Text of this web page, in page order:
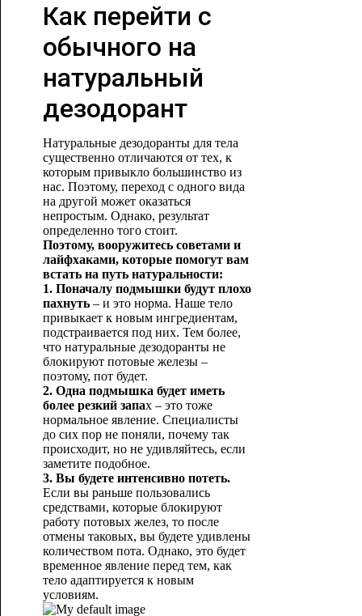
Как перейти с
обычного на
натуральный
дезодорант
Натуральные дезодоранты для тела
существенно отличаются от тех, к
которым привыкло большинство из
нас. Поэтому, переход с одного вида
на другой может оказаться
непростым. Однако, результат
определенно того стоит.
Поэтому, вооружитесь советами и
лайфхаками, которые помогут вам
встать на путь натуральности:
1. Поначалу подмышки будут плохо
пахнуть– и это норма. Наше тело
привыкает к новым ингредиентам,
подстраивается под них. Тем более,
что натуральные дезодоранты не
блокируют потовые железы –
поэтому, пот будет.
2. Одна подмышка будет иметь
более резкий запах – это тоже
нормальное явление. Специалисты
до сих пор не поняли, почему так
происходит, но не удивляйтесь, если
заметите подобное.
3. Вы будете интенсивно потеть.
Если вы раньше пользовались
средствами, которые блокируют
работу потовых желез, то после
отмены таковых, вы будете удивлены
количеством пота. Однако, это будет
временное явление перед тем, как
тело адаптируется к новым
условиям.